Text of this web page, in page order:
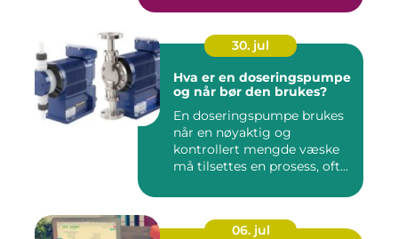
30. jul
Hva er en doseringspumpe
og når bør den brukes?
En doseringspumpe brukes
når en nøyaktig og
kontrollert mengde væske
må tilsettes en prosess, ofte
06. jul